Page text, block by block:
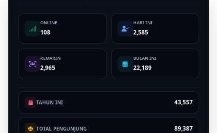
ONLINE
108
HARI INI
2,585
KEMARIN
2,965
BULAN INI
22,189
TAHUN INI 43,557
TOTAL PENGUNJUNG 89,387